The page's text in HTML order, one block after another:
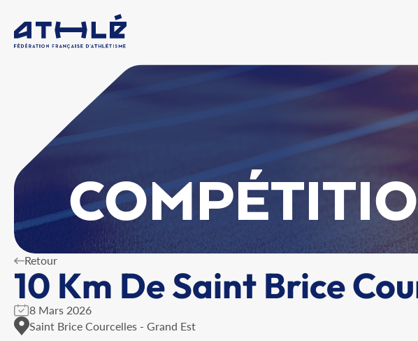
Retour
10 Km De Saint Brice
8 Mars 2026
Saint Brice Courcelles - Grand Est